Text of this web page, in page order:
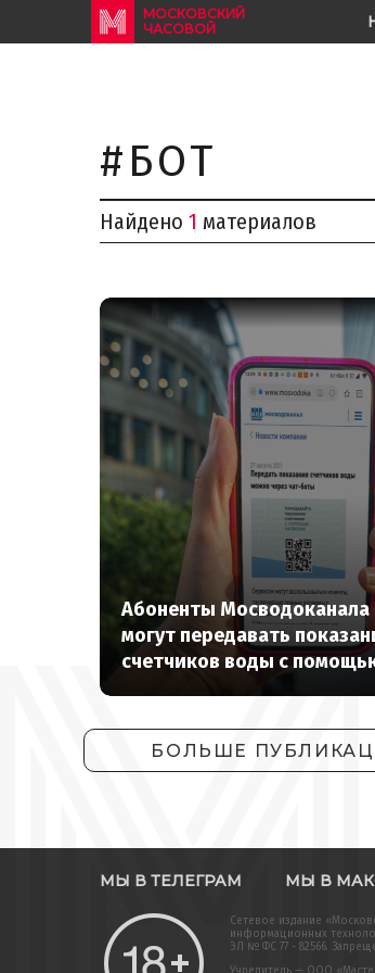
МОСКОВСКИЙ
ЧАСОВОЙ
#БОТ
Найдено 1 материалов
Абоненты Мосводоканала
могут передавать
счетчиков воды с
БОЛЬШЕ
МЫ В ТЕЛЕГРАМ МЫ В
Сетевое издание
информационных
ЭЛ № ФС 77 - 82566.